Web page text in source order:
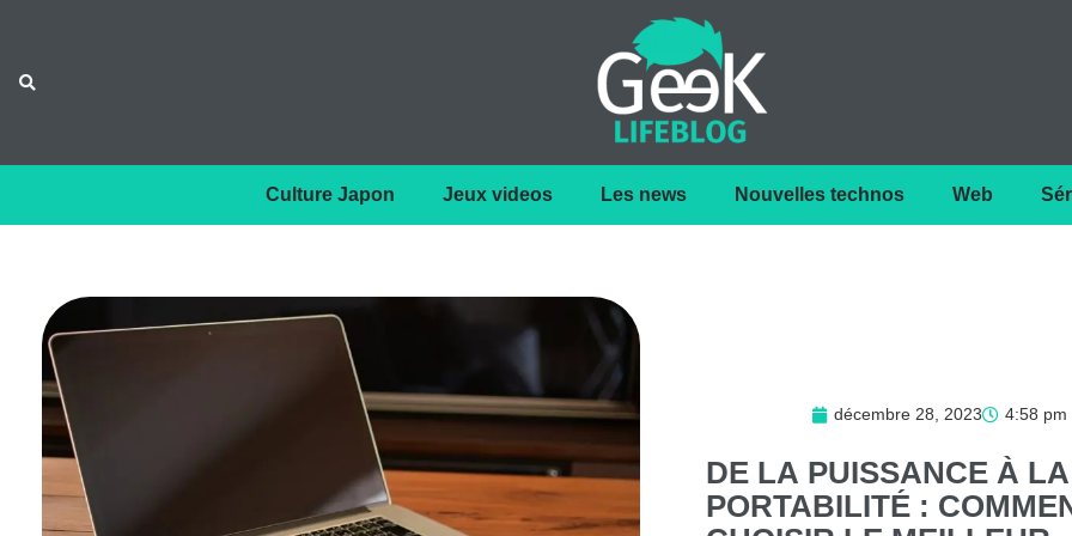
Culture Japon Jeux videos Les news Nouvelles technos Web
décembre 28, 2023 4:58 pm
DE LA PUISSANCE À LA
PORTABILITÉ :